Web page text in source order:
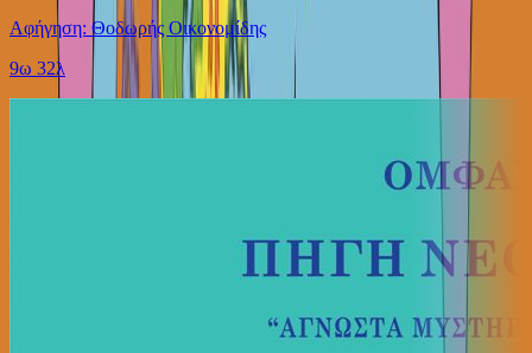
Αφήγηση: Θοδωρής Οικονομίδης
9ω 32λ